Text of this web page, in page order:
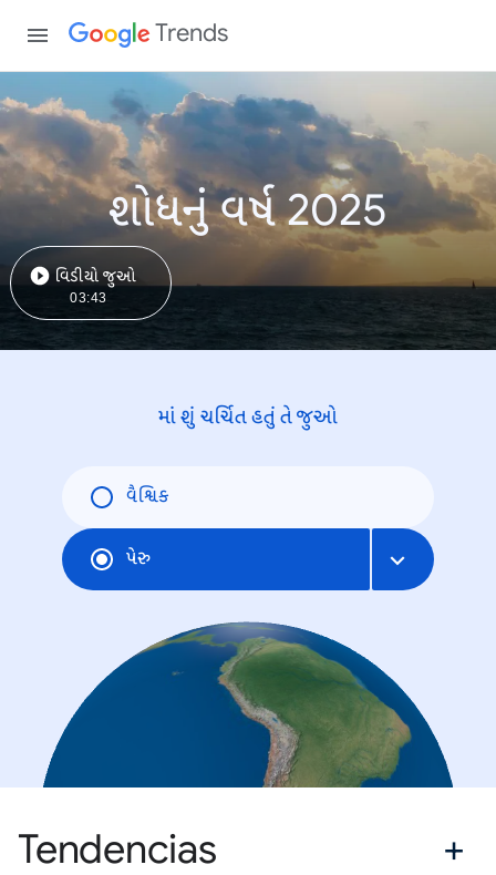
Trends
શોધનું વર્ષ 2025
વિડીયો જુઓ
03:43
માં શું ચર્ચિત હતું તે જુઓ
વૈશ્વિક
પેરુ
Tendencias